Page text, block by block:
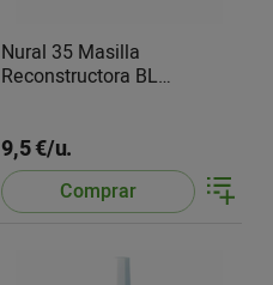
Nural 35 Masilla
Reconstructora BL
9,5 €/u.
Comprar